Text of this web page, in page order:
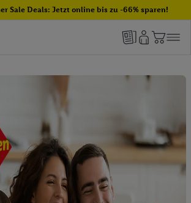
Sale Deals: Jetzt online bis zu -66% sparen!